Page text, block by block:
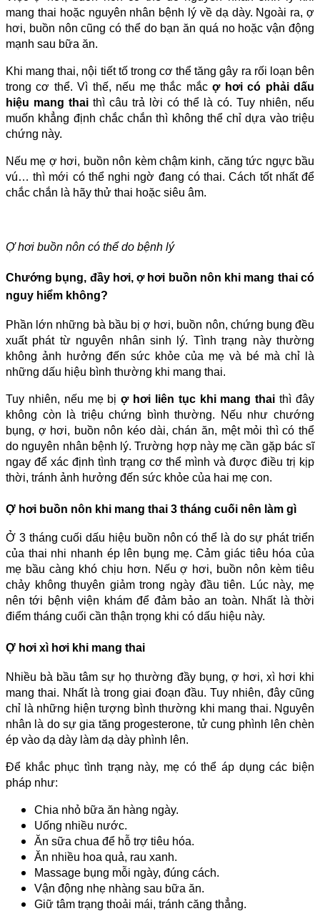
mang thai hoặc nguyên nhân bệnh lý về dạ dày. Ngoài ra, ợ
hơi, buồn nôn cũng có thể do bạn ăn quá no hoặc vận động
mạnh sau bữa ăn.
Khi mang thai, nội tiết tố trong cơ thể tăng gây ra rối loạn bên
trong cơ thể. Vì thế, nếu mẹ thắc mắcợ hơi có phải dấu
hiệu mang thai thì câu trả lời có thể là có. Tuy nhiên, nếu
muốn khẳng định chắc chắn thì không thể chỉ dựa vào triệu
chứng này.
Nếu mẹ ợ hơi, buồn nôn kèm chậm kinh, căng tức ngực bầu
vú… thì mới có thể nghi ngờ đang có thai. Cách tốt nhất để
chắc chắn là hãy thử thai hoặc siêu âm.
Ợ hơi buồn nôn có thể do bệnh lý
Chướng bụng, đầy hơi, ợ hơi buồn nôn khi mang thai có
nguy hiểm không?
Phần lớn những bà bầu bị ợ hơi, buồn nôn, chứng bụng đều
xuất phát từ nguyên nhân sinh lý. Tình trạng này thường
không ảnh hưởng đến sức khỏe của mẹ và bé mà chỉ là
những dấu hiệu bình thường khi mang thai.
Tuy nhiên, nếu mẹ bịợ hơi liên tục khi mang thaithì đây
không còn là triệu chứng bình thường. Nếu như chướng
bụng, ợ hơi, buồn nôn kéo dài, chán ăn, mệt mỏi thì có thể
do nguyên nhân bệnh lý. Trường hợp này mẹ cần gặp bác sĩ
ngay để xác định tình trạng cơ thể mình và được điều trị kịp
thời, tránh ảnh hưởng đến sức khỏe của hai mẹ con.
Ợ hơi buồn nôn khi mang thai 3 tháng cuối nên làm gì
Ở 3 tháng cuối dấu hiệu buồn nôn có thể là do sự phát triển
của thai nhi nhanh ép lên bụng mẹ. Cảm giác tiêu hóa của
mẹ bầu càng khó chịu hơn. Nếu ợ hơi, buồn nôn kèm tiêu
chảy không thuyên giảm trong ngày đầu tiên. Lúc này, mẹ
nên tới bệnh viện khám để đảm bảo an toàn. Nhất là thời
điểm tháng cuối cần thận trọng khi có dấu hiệu này.
Ợ hơi xì hơi khi mang thai
Nhiều bà bầu tâm sự họ thường đầy bụng, ợ hơi, xì hơi khi
mang thai. Nhất là trong giai đoạn đầu. Tuy nhiên, đây cũng
chỉ là những hiện tượng bình thường khi mang thai. Nguyên
nhân là do sự gia tăng progesterone, tử cung phình lên chèn
ép vào dạ dày làm dạ dày phình lên.
Để khắc phục tình trạng này, mẹ có thể áp dụng các biện
pháp như:
Chia nhỏ bữa ăn hàng ngày.
Uống nhiều nước.
Ăn sữa chua để hỗ trợ tiêu hóa.
Ăn nhiều hoa quả, rau xanh.
Massage bụng mỗi ngày, đúng cách.
Vận động nhẹ nhàng sau bữa ăn.
Giữ tâm trạng thoải mái, tránh căng thẳng.